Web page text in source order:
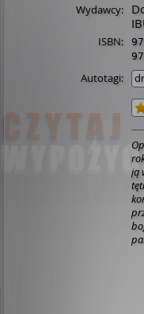
Wydawcy:
ISBN:
Autotagi:
ją